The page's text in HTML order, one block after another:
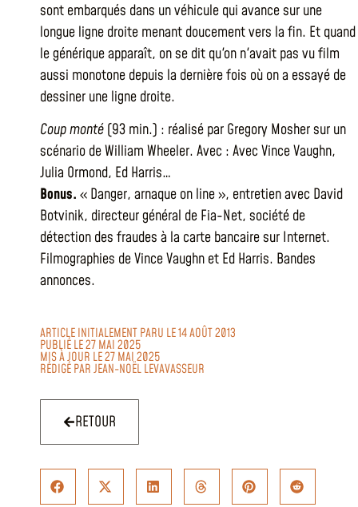
sont embarqués dans un véhicule qui avance sur une
longue ligne droite menant doucement vers la fin. Et quand
le générique apparaît, on se dit qu'on n'avait pas vu film
aussi monotone depuis la dernière fois où on a essayé de
dessiner une ligne droite.
Coup monté (93 min.) : réalisé par Gregory Mosher sur un
scénario de William Wheeler. Avec : Avec Vince Vaughn,
Julia Ormond, Ed Harris…
Bonus. « Danger, arnaque on line », entretien avec David
Botvinik, directeur général de Fia-Net, société de
détection des fraudes à la carte bancaire sur Internet.
Filmographies de Vince Vaughn et Ed Harris. Bandes
annonces.
ARTICLE INITIALEMENT PARU LE 14 AOÛT 2013
PUBLIÉ LE 27 MAI 2025
MIS À JOUR LE 27 MAI 2025
RÉDIGÉ PARJEAN-NOËL LEVAVASSEUR
RETOUR